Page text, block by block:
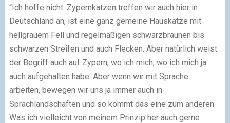
“Ich hoffe nicht. Zypernkatzen treffen wir auch hier in
Deutschland an, ist eine ganz gemeine Hauskatze mit
hellgrauem Fell und regelmäßigen schwarzbraunen bis
schwarzen Streifen und auch Flecken. Aber natürlich weist
der Begriff auch auf Zypern, wo ich mich, wo ich mich ja
auch aufgehalten habe. Aber wenn wir mit Sprache
arbeiten, bewegen wir uns ja immer auch in
Sprachlandschaften und so kommt das eine zum anderen.
Was ich vielleicht von meinem Prinzip her auch gerne